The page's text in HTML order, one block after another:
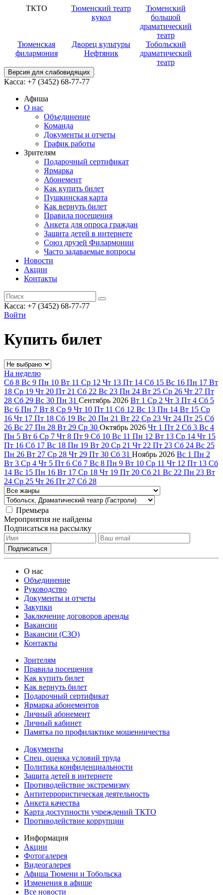
ТКТО
Тюменский театр
кукол
Тюменский
большой
драматический
театр
Тюменская
филармония
Дворец культуры
Нефтяник
Тобольский
драматический
театр
Версия для слабовидящих
Касса: +7 (3452) 68-77-77
Афиша
О нас
Объединение
Команда
Документы и отчеты
График работы
Зрителям
Подарочный сертификат
Ярмарка
Абонемент
Как купить билет
Пушкинская карта
Как вернуть билет
Правила посещения
Анкета для опроса граждан
Защита детей в интернете
Союз друзей Филармонии
Часто задаваемые вопросы
Новости
Акции
Контакты
Касса: +7 (3452) 68-77-77
Войти
Купить билет
На неделю
Сб 8 Вс 9 Пн 10 Вт 11 Ср 12 Чт 13 Пт 14 Сб 15 Вс 16 Пн 17 Вт
18 Ср 19 Чт 20 Пт 21 Сб 22 Вс 23 Пн 24 Вт 25 Ср 26 Чт 27 Пт
28 Сб 29 Вс 30 Пн 31 Сентябрь 2026 Вт 1 Ср 2 Чт 3 Пт 4 Сб 5
Вс 6 Пн 7 Вт 8 Ср 9 Чт 10 Пт 11 Сб 12 Вс 13 Пн 14 Вт 15 Ср
16 Чт 17 Пт 18 Сб 19 Вс 20 Пн 21 Вт 22 Ср 23 Чт 24 Пт 25 Сб
26 Вс 27 Пн 28 Вт 29 Ср 30 Октябрь 2026 Чт 1 Пт 2 Сб 3 Вс 4
Пн 5 Вт 6 Ср 7 Чт 8 Пт 9 Сб 10 Вс 11 Пн 12 Вт 13 Ср 14 Чт 15
Пт 16 Сб 17 Вс 18 Пн 19 Вт 20 Ср 21 Чт 22 Пт 23 Сб 24 Вс 25
Пн 26 Вт 27 Ср 28 Чт 29 Пт 30 Сб 31 Ноябрь 2026 Вс 1 Пн 2
Вт 3 Ср 4 Чт 5 Пт 6 Сб 7 Вс 8 Пн 9 Вт 10 Ср 11 Чт 12 Пт 13 Сб
14 Вс 15 Пн 16 Вт 17 Ср 18 Чт 19 Пт 20 Сб 21 Вс 22 Пн 23 Вт
24 Ср 25 Чт 26 Пт 27 Сб 28
Премьера
Мероприятия не найдены
Подписаться на рассылку
О нас
Объединение
Руководство
Документы и отчеты
Закупки
Заключение договоров аренды
Вакансии
Вакансии (СЗО)
Контакты
Зрителям
Правила посещения
Как купить билет
Как вернуть билет
Подарочный сертификат
Ярмарка абонементов
Личный абонемент
Личный кабинет
Памятка по профилактике мошенничества
Документы
Спец. оценка условий труда
Политика конфиденциальности
Защита детей в интернете
Противодействие экстремизму
Антитеррористическая деятельность
Анкета качества
Карта доступности учреждений ТКТО
Противодействие коррупции
Информация
Акции
Фотогалерея
Видеогалерея
Афиша Тюмени и Тобольска
Изменения в афише
Все новости